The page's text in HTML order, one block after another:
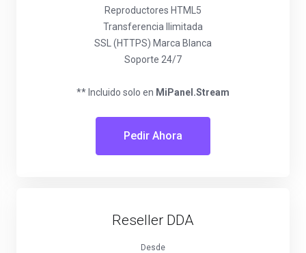
Reproductores HTML5
Transferencia Ilimitada
SSL (HTTPS) Marca Blanca
Soporte 24/7
** Incluido solo en MiPanel.Stream
Pedir Ahora
Reseller DDA
Desde